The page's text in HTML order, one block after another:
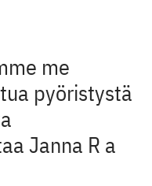
me
pyöristystä
Janna R a